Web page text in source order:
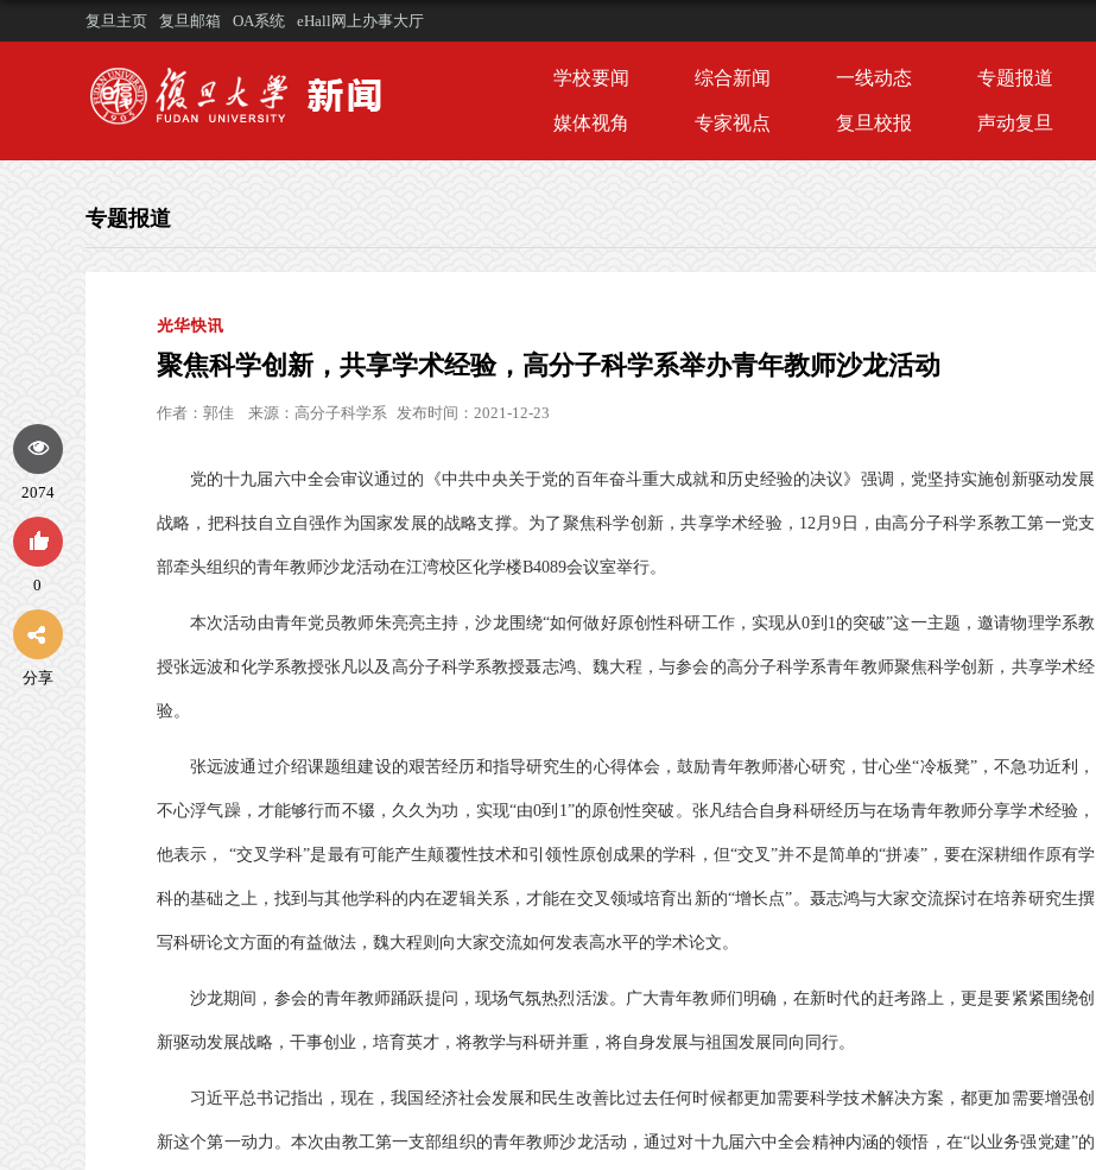
复旦主页 复旦邮箱 OA系统 eHall网上办事大厅
学校要闻 综合新闻 一线动态 专题报道
媒体视角 专家视点 复旦校报 声动复旦
专题报道
光华快讯
聚焦科学创新，共享学术经验，高分子科学系举办青年教师沙龙活动
作者： 郭佳 来源： 高分子科学系 发布时间：2021-12-23
党的十九届六中全会审议通过的《中共中央关于党的百年奋斗重大成就和历史经验的决议》强调，党坚持实施创新驱动发展
战略，把科技自立自强作为国家发展的战略支撑。为了聚焦科学创新，共享学术经验，12月9日，由高分子科学系教工第一党支
部牵头组织的青年教师沙龙活动在江湾校区化学楼B4089会议室举行。
本次活动由青年党员教师朱亮亮主持，沙龙围绕“如何做好原创性科研工作，实现从0到1的突破”这一主题，邀请物理学系教
授张远波和化学系教授张凡以及高分子科学系教授聂志鸿、魏大程，与参会的高分子科学系青年教师聚焦科学创新，共享学术经
验。
张远波通过介绍课题组建设的艰苦经历和指导研究生的心得体会，鼓励青年教师潜心研究，甘心坐“冷板凳”，不急功近利，
不心浮气躁，才能够行而不辍，久久为功，实现“由0到1”的原创性突破。张凡结合自身科研经历与在场青年教师分享学术经验，
他表示， “交叉学科”是最有可能产生颠覆性技术和引领性原创成果的学科，但“交叉”并不是简单的“拼凑”，要在深耕细作原有学
科的基础之上，找到与其他学科的内在逻辑关系，才能在交叉领域培育出新的“增长点”。聂志鸿与大家交流探讨在培养研究生撰
写科研论文方面的有益做法，魏大程则向大家交流如何发表高水平的学术论文。
沙龙期间，参会的青年教师踊跃提问，现场气氛热烈活泼。广大青年教师们明确，在新时代的赶考路上，更是要紧紧围绕创
新驱动发展战略，干事创业，培育英才，将教学与科研并重，将自身发展与祖国发展同向同行。
习近平总书记指出，现在，我国经济社会发展和民生改善比过去任何时候都更加需要科学技术解决方案，都更加需要增强创
新这个第一动力。本次由教工第一支部组织的青年教师沙龙活动，通过对十九届六中全会精神内涵的领悟，在“以业务强党建”的
2074
0
分享